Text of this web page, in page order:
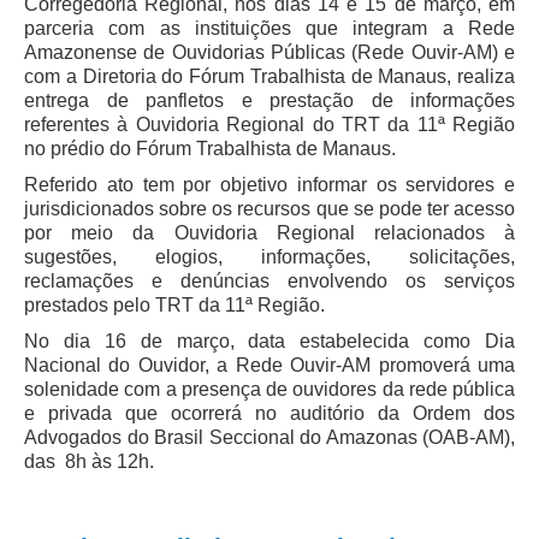
Juízes Substitutos
Diretores
Comitês
Comitê Gestor Regional do PJe
Comitê Gestor Regional do e-Gestão e de Tabelas
Processuais Unificadas
Comitê do Datajud
Comissão Regional de Pesquisa Judiciária e Ciência de
Dados
Comissão de Ética
Comitê de Priorização do Primeiro Grau
Comissão de Uniformização de Jurisprudência
Comitê de Gestão de Pessoas
Corregedoria Regional, nos dias 14 e 15 de março, em
parceria com as instituições que integram a Rede
Amazonense de Ouvidorias Públicas (Rede Ouvir-AM) e
com a Diretoria do Fórum Trabalhista de Manaus, realiza
entrega de panfletos e prestação de informações
referentes à Ouvidoria Regional do TRT da 11ª Região
no prédio do Fórum Trabalhista de Manaus.
Referido ato tem por objetivo informar os servidores e
jurisdicionados sobre os recursos que se pode ter acesso
por meio da Ouvidoria Regional relacionados à
sugestões, elogios, informações, solicitações,
reclamações e denúncias envolvendo os serviços
prestados pelo TRT da 11ª Região.
No dia 16 de março, data estabelecida como Dia
Nacional do Ouvidor, a Rede Ouvir-AM promoverá uma
solenidade com a presença de ouvidores da rede pública
e privada que ocorrerá no auditório da Ordem dos
Advogados do Brasil Seccional do Amazonas (OAB-AM),
das 8h às 12h.